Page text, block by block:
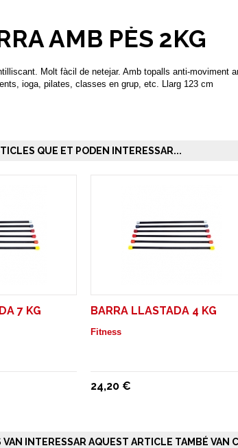
AMB PÈS 2KG
Molt fàcil de netejar. Amb topalls anti-moviment
ioga, pilates, classes en grup, etc. Llarg 123 cm
QUE ET PODEN INTERESSAR...
7 KG BARRA LLASTADA 4 KG
Fitness
24,20 €
INTERESSAR AQUEST ARTICLE TAMBÉ VAN